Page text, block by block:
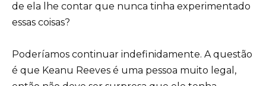
de ela lhe contar que nunca tinha experimentado
essas coisas?
Poderíamos continuar indefinidamente. A questão
é que Keanu Reeves é uma pessoa muito legal,